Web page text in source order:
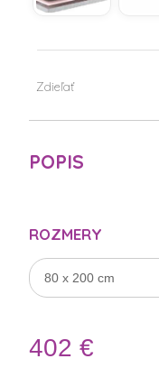
Zdieľať
POPIS
ROZMERY